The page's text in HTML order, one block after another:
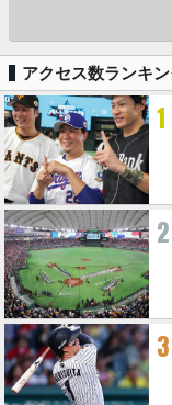
アクセス数ランキ
1
2
3